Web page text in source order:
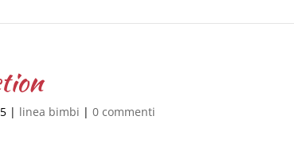
| linea bimbi |0 commenti